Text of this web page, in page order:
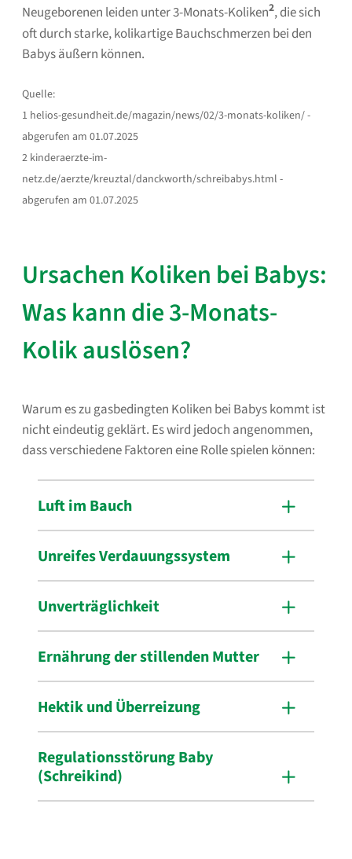
Neugeborenen leiden unter 3-Monats-Koliken2, die sich
oft durch starke, kolikartige Bauchschmerzen bei den
Babys äußern können.
Quelle:
1 helios-gesundheit.de/magazin/news/02/3-monats-koliken/ -
abgerufen am 01.07.2025
2 kinderaerzte-im-
netz.de/aerzte/kreuztal/danckworth/schreibabys.html -
abgerufen am 01.07.2025
Ursachen Koliken bei Babys:
Was kann die 3-Monats-
Kolik auslösen?
Warum es zu gasbedingten Koliken bei Babys kommt ist
nicht eindeutig geklärt. Es wird jedoch angenommen,
dass verschiedene Faktoren eine Rolle spielen können:
Luft im Bauch
Unreifes Verdauungssystem
Unverträglichkeit
Ernährung der stillenden Mutter
Hektik und Überreizung
Regulationsstörung Baby
(Schreikind)